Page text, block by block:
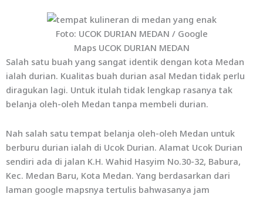
Foto: UCOK DURIAN MEDAN / Google
Maps UCOK DURIAN MEDAN
Salah satu buah yang sangat identik dengan kota Medan
ialah durian. Kualitas buah durian asal Medan tidak perlu
diragukan lagi. Untuk itulah tidak lengkap rasanya tak
belanja oleh-oleh Medan tanpa membeli durian.
Nah salah satu tempat belanja oleh-oleh Medan untuk
berburu durian ialah di Ucok Durian. Alamat Ucok Durian
sendiri ada di jalan K.H. Wahid Hasyim No.30-32, Babura,
Kec. Medan Baru, Kota Medan. Yang berdasarkan dari
laman google mapsnya tertulis bahwasanya jam